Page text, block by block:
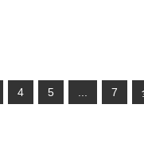
4 5 7